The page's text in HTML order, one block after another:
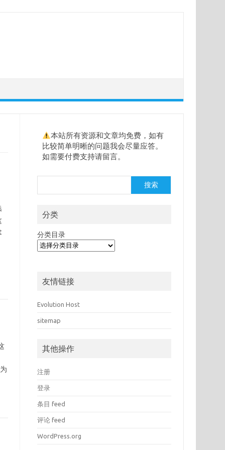
本站所有资源和文章均免费，如有
比较简单明晰的问题我会尽量应答。
如需要付费支持请留言。
索
搜索
分类
分类目录
友情链接
Evolution Host
sitemap
其他操作
注册
登录
条目 feed
评论 feed
WordPress.org